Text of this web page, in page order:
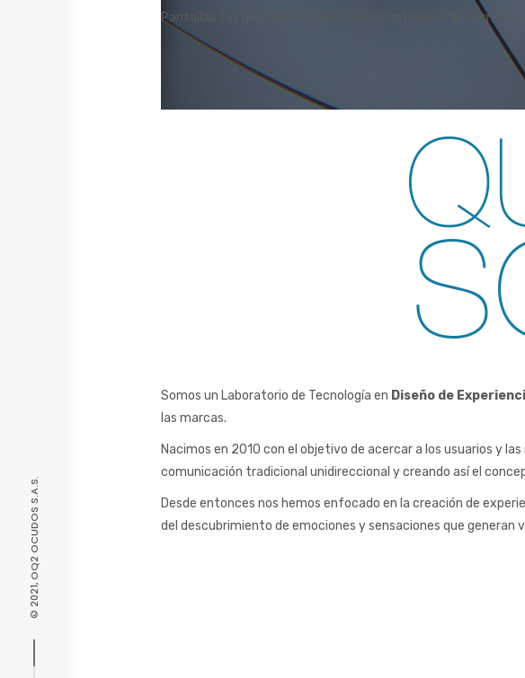
© 2021, OQ2 OCUDOS S.A.S.
Pantallas Táctiles, Video Wall, Drones, Pantallas Gran
Somos un Laboratorio de Tecnología en Diseño de
las marcas.
Nacimos en 2010 con el objetivo de acercar a los usuarios y
comunicación tradicional unidireccional y creando así el
Desde entonces nos hemos enfocado en la creación de
del descubrimiento de emociones y sensaciones que generan